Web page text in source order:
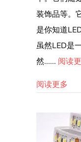
装饰品等。
是你知道
虽然LED是
然...... 阅读
阅读更多